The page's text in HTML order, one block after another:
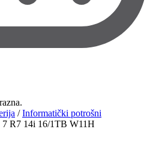
/Informatički potrošni
R7 14i 16/1TB W11H